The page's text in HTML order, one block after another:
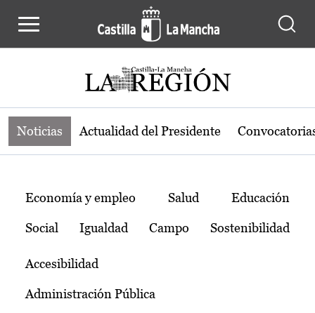
Noticias de la región de Castilla-La
Noticias Actualidad del Presidente
Temas
Economía y empleo Salud Educación
Social Igualdad Campo Sostenibilidad
Accesibilidad
Administración Pública